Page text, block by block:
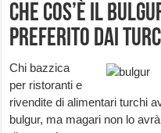
Che cos’è il
preferito dai
Chi bazzica
per ristoranti e
rivendite di alimentari turchi
bulgur, ma magari non lo